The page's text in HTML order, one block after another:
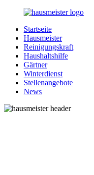
Zurück
Inhalt
Hausmeister.de
Alles
rund
Ihren
Haushalt
Startseite
Hausmeister
Reinigungskraft
Haushaltshilfe
Gärtner
Winterdienst
Stellenangebote
News